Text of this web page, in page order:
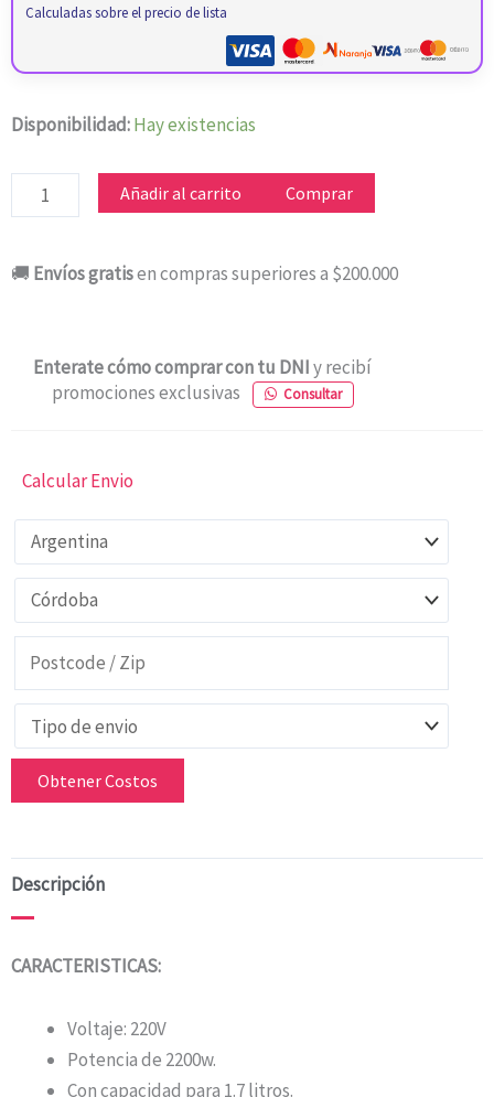
Calculadas sobre el precio de lista
Disponibilidad:Hay existencias
PAVA
ULTRACOMB
PE-
C/MATE
Añadir al carrito Comprar
🚚 Envíos gratisen compras superiores a $200.000
Enterate cómo comprar con tu DNIy recibí
promociones exclusivas
Consultar
Calcular Envio
Obtener Costos
Descripción
CARACTERISTICAS:
Voltaje: 220V
Potencia de 2200w.
Con capacidad para 1.7 litros.